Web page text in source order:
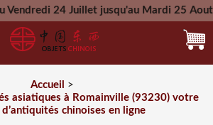
Juillet jusqu'au Mardi 25 Aout 2026 -
Mercredi 26 Aout 2026
Accueil
>
asiatiques à Romainville (93230) votre
d’antiquités chinoises en ligne